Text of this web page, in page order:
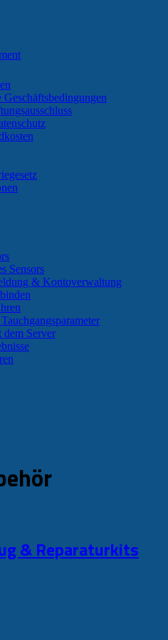
Sensors
& Kontoverwaltung
dem Server
& Reparaturkits